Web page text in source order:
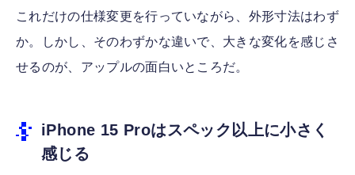
これだけの仕様変更を行っていながら、外形寸法はわず
か。しかし、そのわずかな違いで、大きな変化を感じさ
せるのが、アップルの面白いところだ。
iPhone 15 Proはスペック以上に小さく
感じる